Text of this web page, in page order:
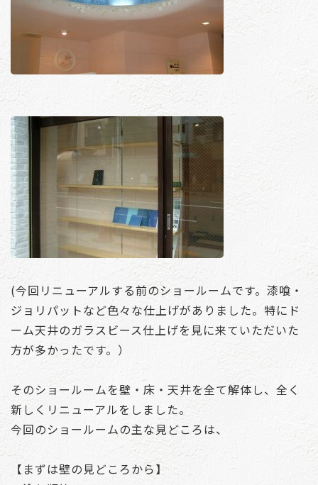
(今回リニューアルする前のショールームです。漆喰・
ジョリパットなど色々な仕上げがありました。特にド
ーム天井のガラスビース仕上げを見に来ていただいた
方が多かったです。）
そのショールームを壁・床・天井を全て解体し、全く
新しくリニューアルをしました。
今回のショールームの主な見どころは、
【まずは壁の見どころから】